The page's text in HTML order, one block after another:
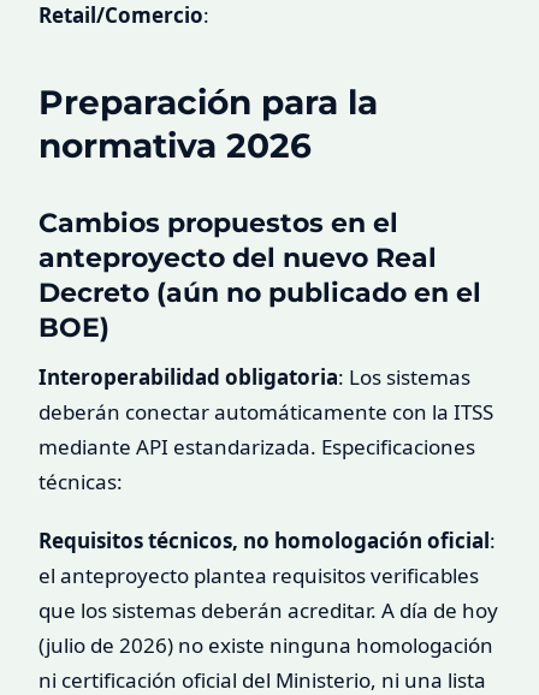
Retail/Comercio:
Preparación para la
normativa 2026
Cambios propuestos en el
anteproyecto del nuevo Real
Decreto (aún no publicado en el
BOE)
Interoperabilidad obligatoria: Los sistemas
deberán conectar automáticamente con la ITSS
mediante API estandarizada. Especificaciones
técnicas:
Requisitos técnicos, no homologación oficial:
el anteproyecto plantea requisitos verificables
que los sistemas deberán acreditar. A día de hoy
(julio de 2026) no existe ninguna homologación
ni certificación oficial del Ministerio, ni una lista